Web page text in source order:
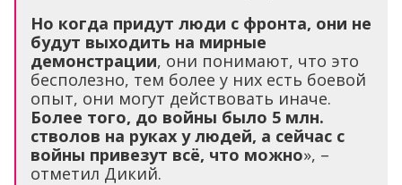
Но когда придут люди с фронта, они не
будут выходить на мирные
демонстрации, они понимают, что это
бесполезно, тем более у них есть боевой
опыт, они могут действовать иначе.
Более того, до войны было 5 млн.
стволов на руках у людей, а сейчас с
войны привезут всё, что можно», –
отметил Дикий.